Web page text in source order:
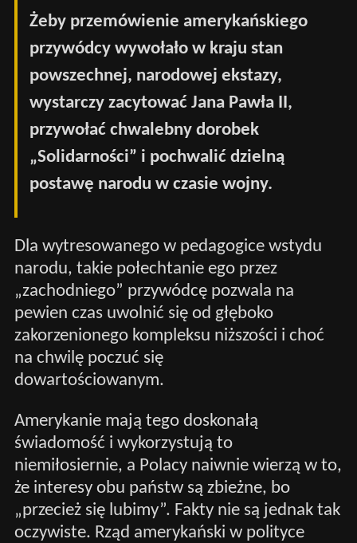
Żeby przemówienie amerykańskiego
przywódcy wywołało w kraju stan
powszechnej, narodowej ekstazy,
wystarczy zacytować Jana Pawła II,
przywołać chwalebny dorobek
„Solidarności” i pochwalić dzielną
postawę narodu w czasie wojny.
Dla wytresowanego w pedagogice wstydu
narodu, takie połechtanie ego przez
„zachodniego” przywódcę pozwala na
pewien czas uwolnić się od głęboko
zakorzenionego kompleksu niższości i choć
na chwilę poczuć się
dowartościowanym.
Amerykanie mają tego doskonałą
świadomość i wykorzystują to
niemiłosiernie, a Polacy naiwnie wierzą w to,
że interesy obu państw są zbieżne, bo
„przecież się lubimy”. Fakty nie są jednak tak
oczywiste. Rząd amerykański w polityce